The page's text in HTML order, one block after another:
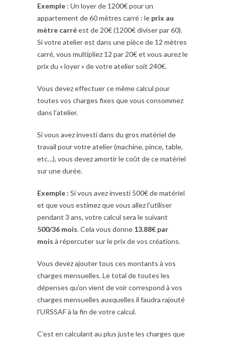
Exemple : Un loyer de 1200€ pour un
appartement de 60 mètres carré : le prix au
mètre carréest de 20€ (1200€ diviser par 60).
Si votre atelier est dans une pièce de 12 mètres
carré, vous multipliez 12 par 20€ et vous aurez le
prix du « loyer » de votre atelier soit 240€.
Vous devez effectuer ce même calcul pour
toutes vos charges fixes que vous consommez
dans l’atelier.
Si vous avez investi dans du gros matériel de
travail pour votre atelier (machine, pince, table,
etc…), vous devez amortir le coût de ce matériel
sur une durée.
Exemple : Si vous avez investi 500€ de matériel
et que vous estimez que vous allez l’utiliser
pendant 3 ans, votre calcul sera le suivant
500/36 mois. Cela vous donne 13.88€ par
mois à répercuter sur le prix de vos créations.
Vous devez ajouter tous ces montants à vos
charges mensuelles. Le total de toutes les
dépenses qu’on vient de voir correspond à vos
charges mensuelles auxquelles il faudra rajouté
l’URSSAF à la fin de votre calcul.
C’est en calculant au plus juste les charges que